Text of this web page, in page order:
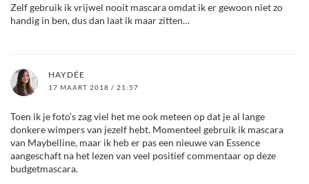
Zelf gebruik ik vrijwel nooit mascara omdat ik er gewoon niet zo
handig in ben, dus dan laat ik maar zitten…
HAYDÉE
17 MAART 2018 / 21:57
Toen ik je foto’s zag viel het me ook meteen op dat je al lange
donkere wimpers van jezelf hebt. Momenteel gebruik ik mascara
van Maybelline, maar ik heb er pas een nieuwe van Essence
aangeschaft na het lezen van veel positief commentaar op deze
budgetmascara.